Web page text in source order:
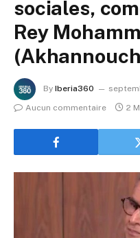
sociales,
Rey
By Iberia360
Aucun commentaire
2